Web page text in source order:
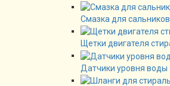
Смазка для
Щетки двигателя
Датчики уровня воды